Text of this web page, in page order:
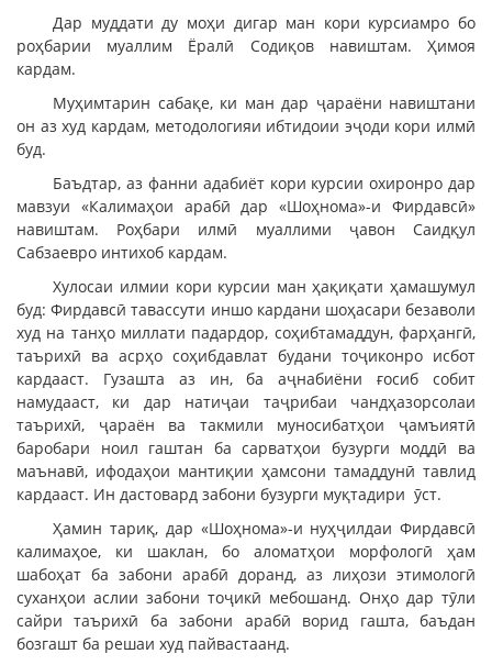
Дар муддати ду моҳи дигар ман кори курсиамро бо
роҳбарии муаллим Ёралӣ Содиқов навиштам. Ҳимоя
кардам.
Муҳимтарин сабақе, ки ман дар ҷараёни навиштани
он аз худ кардам, методологияи ибтидоии эҷоди кори илмӣ
буд.
Баъдтар, аз фанни адабиёт кори курсии охиронро дар
мавзуи «Калимаҳои арабӣ дар «Шоҳнома»-и Фирдавсӣ»
навиштам. Роҳбари илмӣ муаллими ҷавон Саидқул
Сабзаевро интихоб кардам.
Хулосаи илмии кори курсии ман ҳақиқати ҳамашумул
буд: Фирдавсӣ тавассути иншо кардани шоҳасари безаволи
худ на танҳо миллати падардор, соҳибтамаддун, фарҳангӣ,
таърихӣ ва асрҳо соҳибдавлат будани тоҷиконро исбот
кардааст. Гузашта аз ин, ба аҷнабиёни ғосиб собит
намудааст, ки дар натиҷаи таҷрибаи чандҳазорсолаи
таърихӣ, ҷараён ва такмили муносибатҳои ҷамъиятӣ
баробари ноил гаштан ба сарватҳои бузурги моддӣ ва
маънавӣ, ифодаҳои мантиқии ҳамсони тамаддунӣ тавлид
кардааст. Ин дастовард забони бузурги муқтадири ӯст.
Ҳамин тариқ, дар «Шоҳнома»-и нуҳҷилдаи Фирдавсӣ
калимаҳое, ки шаклан, бо аломатҳои морфологӣ ҳам
шабоҳат ба забони арабӣ доранд, аз лиҳози этимологӣ
суханҳои аслии забони тоҷикӣ мебошанд. Онҳо дар тӯли
сайри таърихӣ ба забони арабӣ ворид гашта, баъдан
бозгашт ба решаи худ пайвастаанд.